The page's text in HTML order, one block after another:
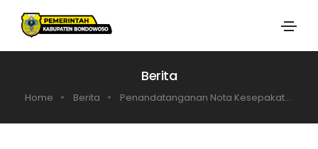
Berita
Home Berita Penandatanganan Nota Kesepakat...